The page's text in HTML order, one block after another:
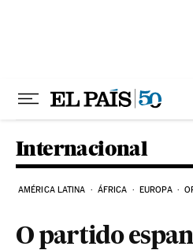
Internacional
AMÉRICA LATINA ÁFRICA EUROPA
O partido